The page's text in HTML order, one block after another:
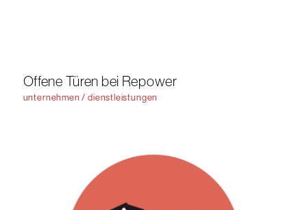
Offene Türen bei Repower
unternehmen / dienstleistungen